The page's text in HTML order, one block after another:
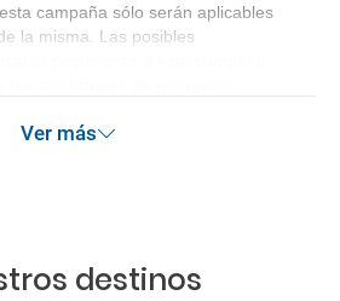
campaña sólo serán aplicables
la misma. Las posibles
Ver más
destinos